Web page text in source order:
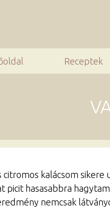
Receptek
citromos kalácsom
picit hasasabbra
nemcsak